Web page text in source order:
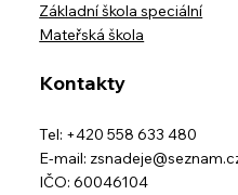
Základní škola speciální
Mateřská škola
Kontakty
Tel: +420 558 633 480
E-mail:
IČO: 60046104